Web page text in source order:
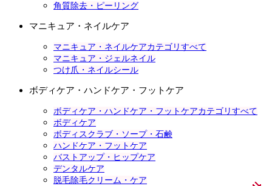
角質除去・ピーリング
マニキュア・ネイルケア
マニキュア・ネイルケアカテゴリすべて
マニキュア・ジェルネイル
つけ爪・ネイルシール
ボディケア・ハンドケア・フットケア
ボディケア・ハンドケア・フットケアカテゴリすべて
ボディケア
ボディスクラブ・ソープ・石鹸
ハンドケア・フットケア
バストアップ・ヒップケア
デンタルケア
脱毛除毛クリーム・ケア